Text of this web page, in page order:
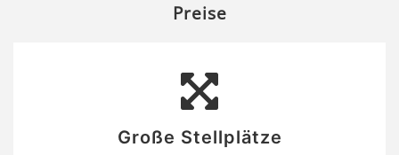
Preise
Große Stellplätze